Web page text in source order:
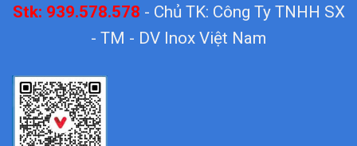
Stk: 939.578.578 - Chủ TK: Công Ty TNHH SX
- TM - DV Inox Việt Nam